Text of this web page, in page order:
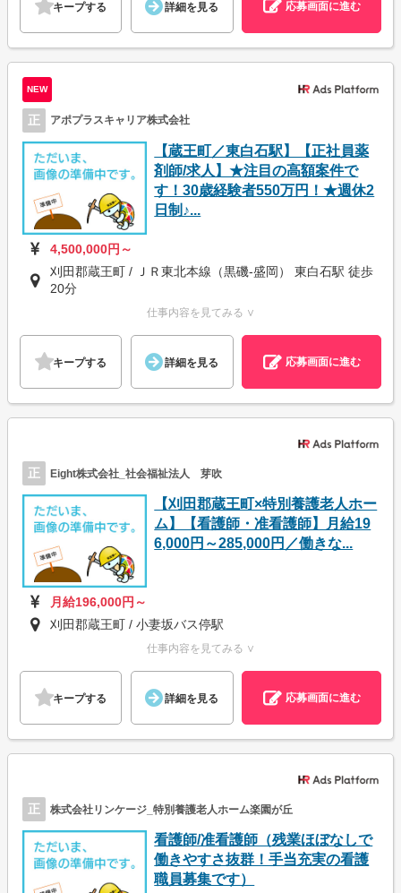
キープする 詳細を見る 応募画面に進む
NEW
正 アポプラスキャリア株式会社
【蔵王町／東白石駅】【正社員薬
剤師/求人】★注目の高額案件で
す！30歳経験者550万円！★週休2
日制♪...
4,500,000円～
刈田郡蔵王町 / ＪＲ東北本線（黒磯-盛岡） 東白石駅 徒歩
20分
仕事内容を見てみる ∨
キープする 詳細を見る 応募画面に進む
正 Eight株式会社_社会福祉法人 芽吹
【刈田郡蔵王町×特別養護老人ホー
ム】【看護師・准看護師】月給19
6,000円～285,000円／働きな...
月給196,000円～
刈田郡蔵王町 / 小妻坂バス停駅
仕事内容を見てみる ∨
キープする 詳細を見る 応募画面に進む
正 株式会社リンケージ_特別養護老人ホーム楽園が丘
看護師/准看護師（残業ほぼなしで
働きやすさ抜群！手当充実の看護
職員募集です）